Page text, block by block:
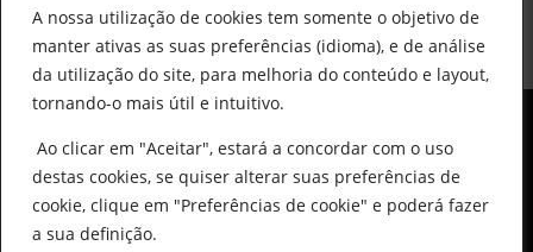
A nossa utilização de cookies tem somente o objetivo de
manter ativas as suas preferências (idioma), e de análise
da utilização do site, para melhoria do conteúdo e layout,
tornando-o mais útil e intuitivo.
Ao clicar em "Aceitar", estará a concordar com o uso
destas cookies, se quiser alterar suas preferências de
cookie, clique em "Preferências de cookie" e poderá fazer
a sua definição.© All Copyright 2025 by Delarobia.pt